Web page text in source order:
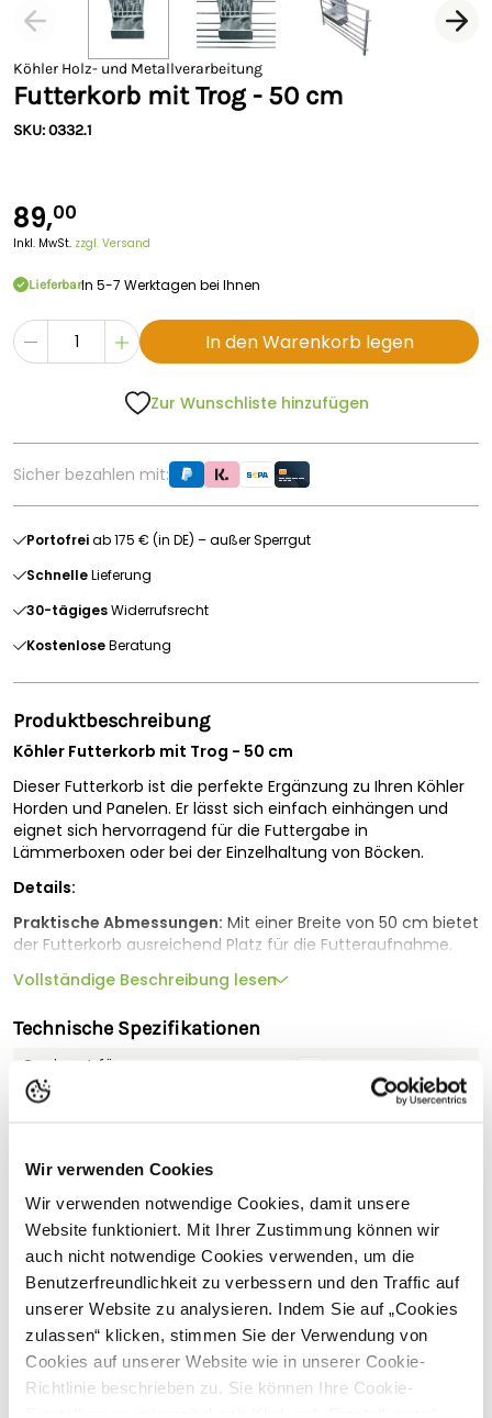
Wir verwenden Cookies
Wir verwenden notwendige Cookies, damit unsere
Website funktioniert. Mit Ihrer Zustimmung können wir
auch nicht notwendige Cookies verwenden, um die
Benutzerfreundlichkeit zu verbessern und den Traffic auf
unserer Website zu analysieren. Indem Sie auf „Cookies
zulassen“ klicken, stimmen Sie der Verwendung von
Cookies auf unserer Website wie in unserer Cookie-
Richtlinie beschrieben zu. Sie können Ihre Cookie-
Köhler Holz- und Metallverarbeitung
Futterkorb mit Trog - 50 cm
SKU: 0332.1
89,00
Inkl. MwSt. zzgl. Versand
LieferbarIn 5-7 Werktagen bei Ihnen
In den Warenkorb legen
Zur Wunschliste hinzufügen
Sicher bezahlen mit:
Portofreiab 175 € (in DE) – außer Sperrgut
SchnelleLieferung
30-tägigesWiderrufsrecht
KostenloseBeratung
Produktbeschreibung
Köhler Futterkorb mit Trog - 50 cm
Dieser Futterkorb ist die perfekte Ergänzung zu Ihren Köhler
Horden und Panelen. Er lässt sich einfach einhängen und
eignet sich hervorragend für die Futtergabe in
Lämmerboxen oder bei der Einzelhaltung von Böcken.
Details:
Praktische Abmessungen: Mit einer Breite von 50 cm bietet
der Futterkorb ausreichend Platz für die Futteraufnahme.
Stabile Bauweise:Der Korb ist sehr stabil und gewährleistet
Robust und stabil:Vollbadfeuerverzinkt für besten Schutz
vor Korrosion.
Einfache Handhabung:
Der Korb lässt sich schnell und
Fertigung.
Eine Lieferung nach Österreich ist leider nicht möglich.
Sicherheitshinweise
Hersteller: Köhler GmbH & Co.KG, Baubergstr. 4-6, 34388,
Vollständige Beschreibung lesen
Technische Spezifikationen
Geeignet für
Länge (cm)
Höhe (cm)
Gewicht (kg)
13
Sehen Sie sich alle technischen Spezifikationen an
Kundenbewertungen